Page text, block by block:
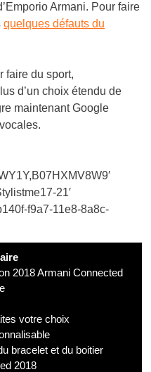
Armani. Pour faire
quelques défauts du
faire du sport,
d’un choix étendu de
maintenant Google
21′
f9a7-11e8-8a8c-
2018 Armani Connected
votre choix
bracelet et du boitier
2018